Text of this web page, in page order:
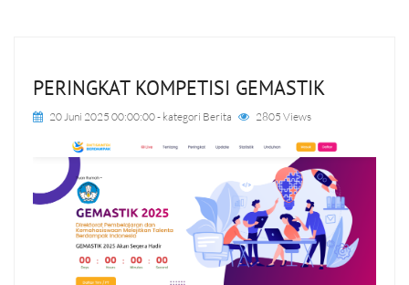
PERINGKAT KOMPETISI GEMASTIK
20 Juni 2025 00:00:00- kategori Berita 2805 Views